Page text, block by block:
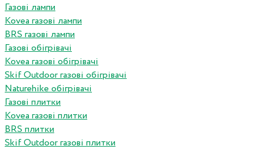
Газові лампи
Kovea газові лампи
BRS газові лампи
Газові обігрівачі
Kovea газові обігрівачі
Skif Outdoor газові обігрівачі
Naturehike обігрівачі
Газові плитки
Kovea газові плитки
BRS плитки
Skif Outdoor газові плитки